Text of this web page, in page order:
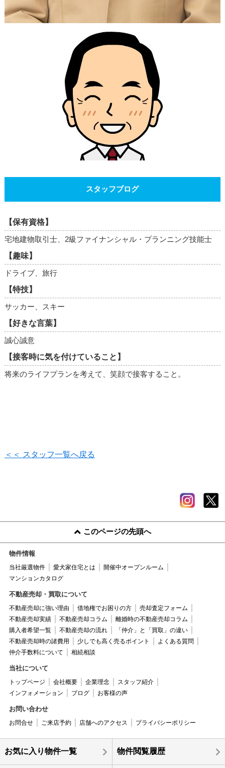
スタッフブログ
【保有資格】
宅地建物取引士、2級ファイナンシャル・プランニング技能士
【趣味】
ドライブ、旅行
【特技】
サッカー、スキー
【好きな言葉】
誠心誠意
【接客時に気を付けていること】
将来のライフプランを考えて、笑顔で接客すること。
＜＜ スタッフ一覧へ戻る
このページの先頭へ
物件情報
当社厳選物件 愛犬家住宅とは
開催中オープンルーム
マンションカタログ
不動産売却・買取について
不動産売却に強い理由 借地権でお困りの方
売却査定フォーム
不動産売却実績
不動産売却コラム
離婚時の不動産売却コラム
購入者希望一覧
不動産売却の流れ
「仲介」と「買取」の違い
不動産売却時の諸費用
少しでも高く売るポイント
よくある質問
仲介手数料について
相続相談
当社について
トップページ 会社概要 企業理念
スタッフ紹介
インフォメーション
ブログ お客様の声
お問い合わせ
お問合せ ご来店予約 店舗へのアクセス プライバシーポリシー
お気に入り物件一覧 物件閲覧履歴